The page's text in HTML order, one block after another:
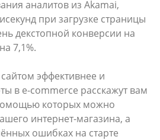
аналитов из Akamai,
при загрузке страницы
декстопной конверсии на
7,1%.
эффективнее и
в e-commerce расскажут вам
которых можно
интернет-магазина, а
ошибках на старте